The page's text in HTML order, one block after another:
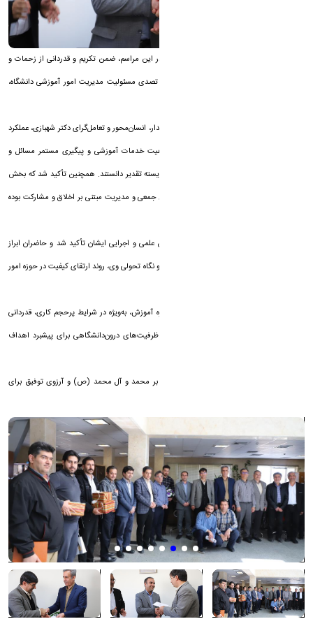
به گزارش پایگاه خبری دانشگاه اراک(Auna)، در این مراسم، ضمن تکریم و قدردانی از زحمات و
خدمات ارزشمند دکتر محمود شهبازی در دوران تصدی مسئولیت مدیریت امور آموزشی دانشگاه،
در این آیین حاضرین، با اشاره به رویکرد اخلاق‌مدار، انسان‌محور و تعامل‌گرای دکتر شهبازی، عملکرد
ایشان را در ایجاد همدلی سازمانی، ارتقای کیفیت خدمات آموزشی و پیگیری مستمر مسائل و
دغدغه‌های دانشجویان و اعضای هیئت علمی شایسته تقدیر دانستند. همچنین تأکید شد که بخش
مهمی از تحولات آموزشی دانشگاه، حاصل تلاش جمعی و مدیریت مبتنی بر اخلاق و مشارکت بوده
در ادامه مراسم، با معرفی دکتر مرادی، بر سوابق علمی و اجرایی ایشان تأکید شد و حاضران ابراز
امیدواری کردند با بهره‌گیری از تجربیات مدیریتی و نگاه تحولی وی، روند ارتقای کیفیت در حوزه امور
همچنین از تلاش‌های کارشناسان و کارکنان حوزه آموزش، به‌ویژه در شرایط پرحجم کاری، قدردانی
شد و بر تداوم همکاری، همدلی و استفاده از ظرفیت‌های درون‌دانشگاهی برای پیشبرد اهداف
این مراسم در فضایی صمیمی و با ذکر صلوات بر محمد و آل محمد (ص) و آرزوی توفیق برای